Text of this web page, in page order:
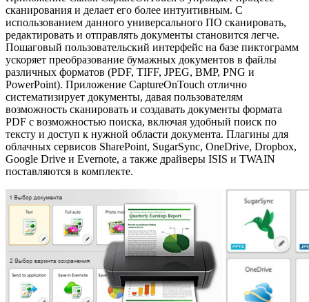
сканирования и делает его более интуитивным. С
использованием данного универсального ПО сканировать,
редактировать и отправлять документы становится легче.
Пошаговый пользовательский интерфейс на базе пиктограмм
ускоряет преобразование бумажных документов в файлы
различных форматов (PDF, TIFF, JPEG, BMP, PNG и
PowerPoint). Приложение CaptureOnTouch отлично
систематизирует документы, давая пользователям
возможность сканировать и создавать документы формата
PDF с возможностью поиска, включая удобный поиск по
тексту и доступ к нужной области документа. Плагины для
облачных сервисов SharePoint, SugarSync, OneDrive, Dropbox,
Google Drive и Evernote, а также драйверы ISIS и TWAIN
поставляются в комплекте.